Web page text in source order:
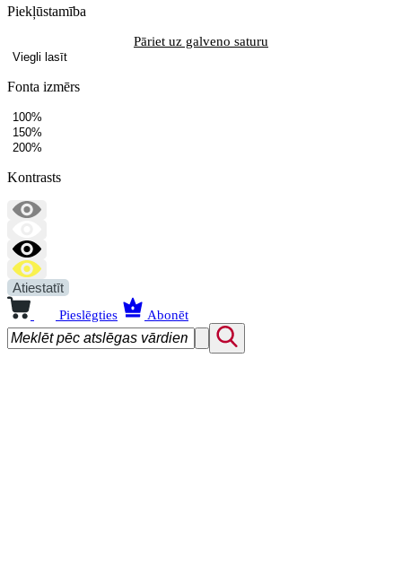
Piekļūstamība
Pāriet uz galveno saturu
Viegli lasīt
Fonta izmērs
100%
150%
200%
Kontrasts
Atiestatīt
Pieslēgties Abonēt